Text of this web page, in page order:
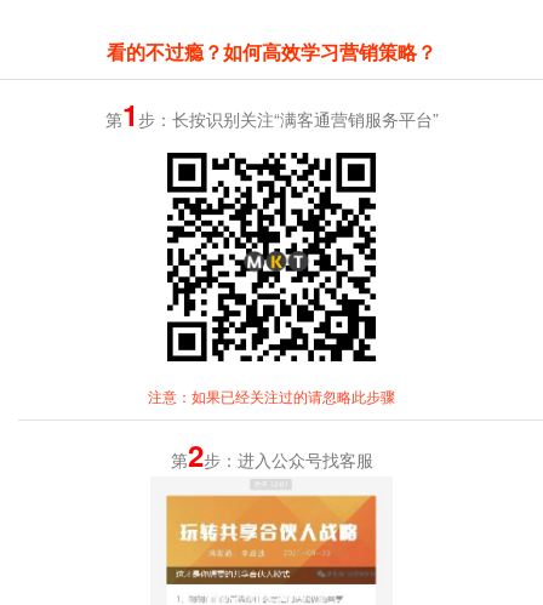
看的不过瘾？如何高效学习营销策略？
第1 步：长按识别关注“满客通营销服务平台”
注意：如果已经关注过的请忽略此步骤
第2步：进入公众号找客服